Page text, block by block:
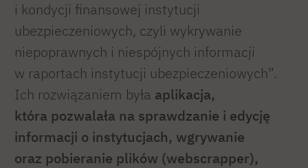
i kondycji finansowej instytucji
ubezpieczeniowych, czyli wykrywanie
niepoprawnych i niespójnych informacji
w raportach instytucji ubezpieczeniowych”.
Ich rozwiązaniem była aplikacja,
która pozwalała na sprawdzanie i edycję
informacji o instytucjach, wgrywanie
oraz pobieranie plików (webscrapper),